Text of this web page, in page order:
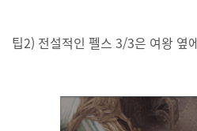
팁2) 전설적인 펠스 3/3은 여왕 옆